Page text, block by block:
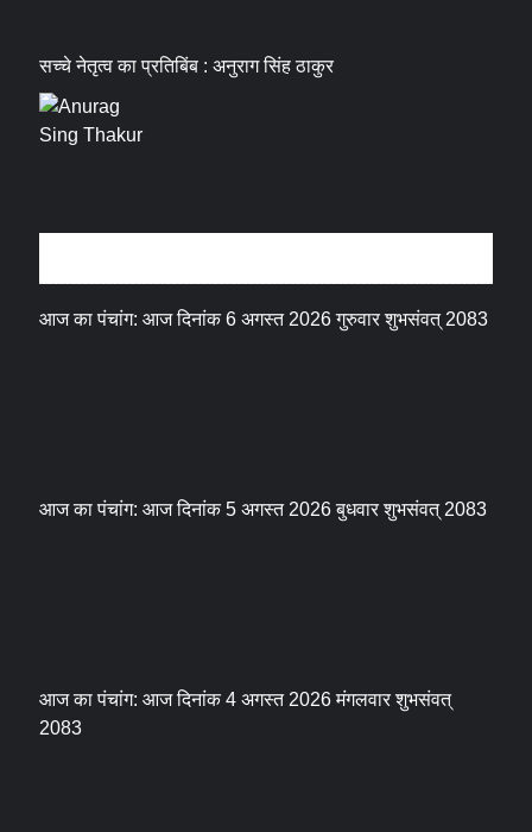
सच्चे नेतृत्व का प्रतिबिंब : अनुराग सिंह ठाकुर
आज का पंचांग: आज दिनांक 6 अगस्त 2026 गुरुवार शुभसंवत् 2083
आज का पंचांग: आज दिनांक 5 अगस्त 2026 बुधवार शुभसंवत् 2083
आज का पंचांग: आज दिनांक 4 अगस्त 2026 मंगलवार शुभसंवत्
2083